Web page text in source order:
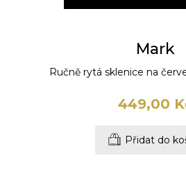
Mark
Ručně rytá sklenice na
449,00
Přidat do